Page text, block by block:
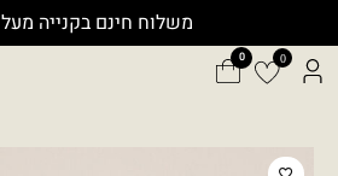
משלוח חינם בקנייה מעל 399 ₪
0
כמות